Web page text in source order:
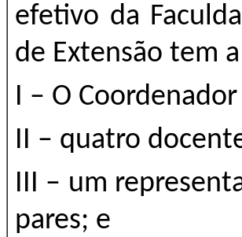
efetivo da
de Extensão tem
I – O
II – quatro
III – um
pares; e